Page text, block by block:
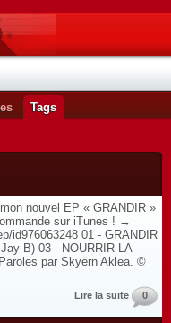
Tags
nouvel EP « GRANDIR »
sur iTunes ! →
id976063248 01 - GRANDIR
B) 03 - NOURRIR LA
par Skyërn Aklea. ©
Lire la suite 0